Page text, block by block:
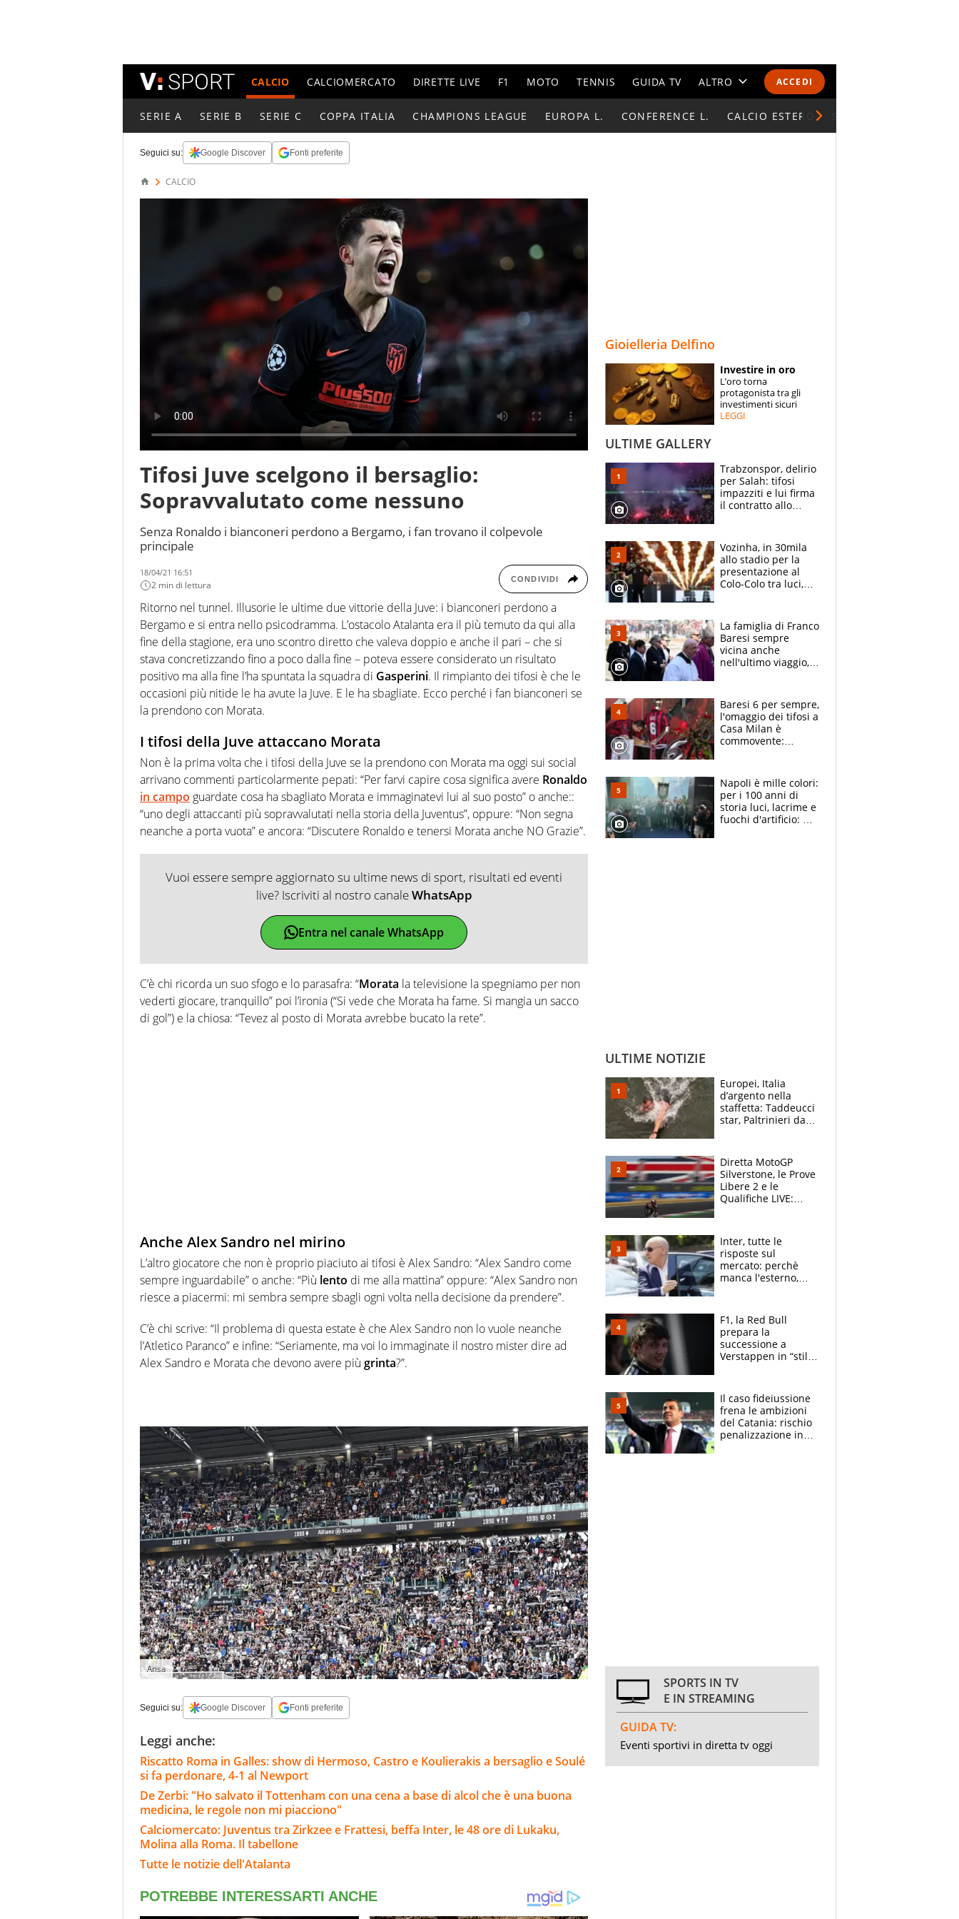
ACCEDI
CALCIO CALCIOMERCATO DIRETTE LIVE F1 MOTO TENNIS GUIDA TV ALTRO
CALENDARI E CLASSIFICHE
ESPERTI
CONTATTI
SERIE A SERIE B SERIE C COPPA ITALIA CHAMPIONS LEAGUE EUROPA L. CONFERENCE L. CALCIO ESTERO
Seguici su: Google Discover Fonti preferite
CALCIO
Tifosi Juve scelgono il bersaglio:
Sopravvalutato come nessuno
Senza Ronaldo i bianconeri perdono a Bergamo, i fan trovano il colpevole
principale
18/04/21 16:51
2 min di lettura CONDIVIDI
Ritorno nel tunnel. Illusorie le ultime due vittorie della Juve: i bianconeri perdono a
Bergamo e si entra nello psicodramma. L’ostacolo Atalanta era il più temuto da qui alla
fine della stagione, era uno scontro diretto che valeva doppio e anche il pari – che si
stava concretizzando fino a poco dalla fine – poteva essere considerato un risultato
positivo ma alla fine l’ha spuntata la squadra di Gasperini. Il rimpianto dei tifosi è che le
occasioni più nitide le ha avute la Juve. E le ha sbagliate. Ecco perché i fan bianconeri se
la prendono con Morata.
I tifosi della Juve attaccano Morata
Non è la prima volta che i tifosi della Juve se la prendono con Morata ma oggi sui social
arrivano commenti particolarmente pepati: “Per farvi capire cosa significa avere Ronaldo
in campo guardate cosa ha sbagliato Morata e immaginatevi lui al suo posto” o anche::
“uno degli attaccanti più sopravvalutati nella storia della Juventus”, oppure: “Non segna
neanche a porta vuota” e ancora: “Discutere Ronaldo e tenersi Morata anche NO Grazie”.
Vuoi essere sempre aggiornato su ultime news di sport, risultati ed eventi
live? Iscriviti al nostro canaleWhatsApp
Entra nel canale WhatsApp
C’è chi ricorda un suo sfogo e lo parasafra: “Morata la televisione la spegniamo per non
vederti giocare, tranquillo” poi l’ironia (“Si vede che Morata ha fame. Si mangia un sacco
di gol”) e la chiosa: “Tevez al posto di Morata avrebbe bucato la rete”.
Anche Alex Sandro nel mirino
L’altro giocatore che non è proprio piaciuto ai tifosi è Alex Sandro: “Alex Sandro come
sempre inguardabile” o anche: “Più lento di me alla mattina” oppure: “Alex Sandro non
riesce a piacermi: mi sembra sempre sbagli ogni volta nella decisione da prendere”.
C’è chi scrive: “Il problema di questa estate è che Alex Sandro non lo vuole neanche
l’Atletico Paranco” e infine: “Seriamente, ma voi lo immaginate il nostro mister dire ad
Alex Sandro e Morata che devono avere più grinta?”.
Ansa
Seguici su: Google Discover Fonti preferite
Leggi anche:
Riscatto Roma in Galles: show di Hermoso, Castro e Koulierakis a bersaglio e Soulé
si fa perdonare, 4-1 al Newport
De Zerbi: "Ho salvato il Tottenham con una cena a base di alcol che è una buona
medicina, le regole non mi piacciono"
Calciomercato: Juventus tra Zirkzee e Frattesi, beffa Inter, le 48 ore di Lukaku,
Molina alla Roma. Il tabellone
Tutte le notizie dell'Atalanta
Gioielleria Delfino
Investire in oro
L’oro torna
protagonista tra gli
investimenti sicuri
LEGGI
ULTIME GALLERY
Trabzonspor, delirio
per Salah: tifosi
impazziti e lui firma
il contratto allo
Vozinha, in 30mila
allo stadio per la
presentazione al
Colo-Colo tra luci,
La famiglia di Franco
Baresi sempre
vicina anche
nell'ultimo viaggio,
circondati
dall'affetto dei tifosi
Baresi 6 per sempre,
l'omaggio dei tifosi a
Casa Milan è
commovente:
bigliettini
Napoli è mille colori:
per i 100 anni di
storia luci, lacrime e
fuochi d'artificio: De
ULTIME NOTIZIE
Europei, Italia
d’argento nella
staffetta: Taddeucci
star, Paltrinieri da
Padre Pio
Diretta MotoGP
Silverstone, le Prove
Libere 2 e le
Qualifiche LIVE:
Inter, tutte le
risposte sul
mercato: perchè
manca l'esterno,
vero obiettivo di
Marotta
F1, la Red Bull
prepara la
successione a
Verstappen in “stile
attacco all’Italia
Il caso fideiussione
frena le ambizioni
del Catania: rischio
penalizzazione in
SPORTS IN TV
E IN STREAMING
GUIDA TV:
Eventi sportivi in diretta tv oggi